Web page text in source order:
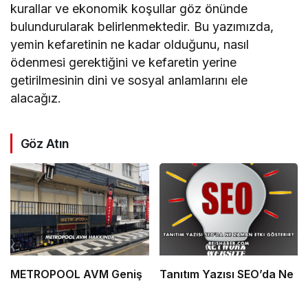
kurallar ve ekonomik koşullar göz önünde
bulundurularak belirlenmektedir. Bu yazımızda,
yemin kefaretinin ne kadar olduğunu, nasıl
ödenmesi gerektiğini ve kefaretin yerine
getirilmesinin dini ve sosyal anlamlarını ele
alacağız.
Göz Atın
METROPOOL AVM Geniş
Tanıtım Yazısı SEO’da Ne